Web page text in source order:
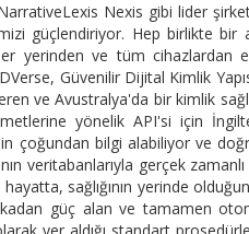
Nexis gibi lider
güçlendiriyor. Hep birlikte
yerinden ve tüm cihazlardan
Güvenilir Dijital Kimlik
ve Avustralya'da bir kimlik
yönelik API'si için
çoğundan bilgi alabiliyor ve
veritabanlarıyla gerçek
sağlığının yerinde
güç alan ve tamamen
yer aldığı standart